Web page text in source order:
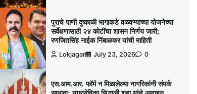
पुराचे पाणी दुष्काळी भागाकडे वळवण्याच्या योजनेच्या
सर्वेक्षणासाठी २४ कोटींचा शासन निर्णय जारी;
रणजितसिंह नाईक निंबाळकर यांची माहिती
Lokjagar July 23, 2026 0
एस.आय.आर. फॉर्म न मिळालेल्या नागरिकांनी संपर्क